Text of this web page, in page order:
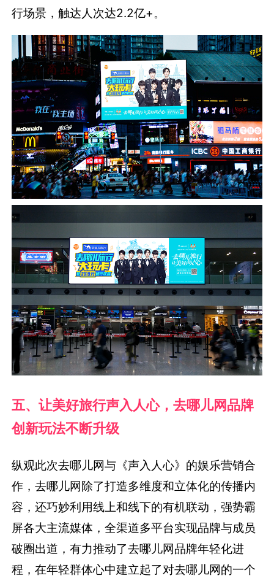
行场景，触达人次达2.2亿+。
五、让美好旅行声入人心，去哪儿网品牌
创新玩法不断升级
纵观此次去哪儿网与《声入人心》的娱乐营销合
作，去哪儿网除了打造多维度和立体化的传播内
容，还巧妙利用线上和线下的有机联动，强势霸
屏各大主流媒体，全渠道多平台实现品牌与成员
破圈出道，有力推动了去哪儿网品牌年轻化进
程，在年轻群体心中建立起了对去哪儿网的一个